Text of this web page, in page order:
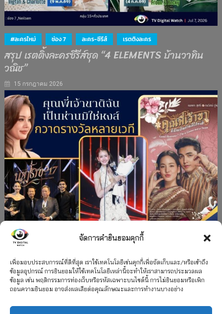
จัดการคำยินยอมคุกกี้
เพื่อมอบประสบการณ์ที่ดีที่สุด เราใช้เทคโนโลยีเช่นคุกกี้เพื่อจัดเก็บและ/หรือเข้าถึง
ข้อมูลอุปกรณ์ การยินยอมให้ใช้เทคโนโลยีเหล่านี้จะทำให้เราสามารถประมวลผล
ข้อมูล เช่น พฤติกรรมการท่องเว็บหรือรหัสเฉพาะบนไซต์นี้ การไม่ยินยอมหรือเพิก
ถอนความยินยอม อาจส่งผลเสียต่อคุณลักษณะและการทำงานบางอย่าง
#ละครใหม่ ช่อง 7 ละคร-ซีรีส์ เรตติงละคร
สรุป เรตติ้งละครซีรีส์ชุด “4 ELEMENTS บ้านวาทิน
วณิช”
15 กรกฎาคม 2026
”คุณพี่เจ้าขาดิฉันเป็นห่านมิใช่หงส์” กวาดรางวัล
เพียบ จาก 8 เวที